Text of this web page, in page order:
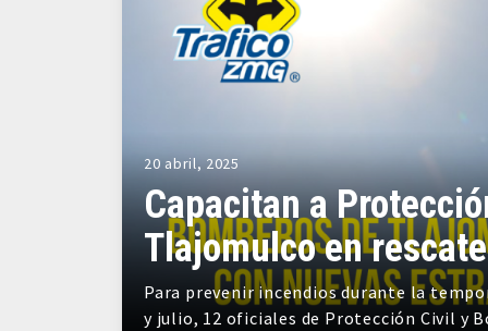
20 abril, 2025
Capacitan a
Tlajomulco en
Para prevenir incendios durante la
y julio, 12 oficiales de Protección Civil y